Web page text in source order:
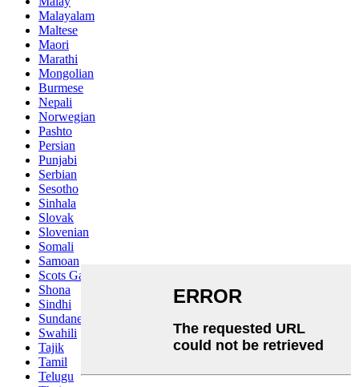
Malayalam
Maltese
Maori
Marathi
Mongolian
Burmese
Nepali
Norwegian
Pashto
Persian
Punjabi
Serbian
Sesotho
Sinhala
Slovak
Slovenian
Somali
Samoan
Scots Gaelic
Shona
Sindhi
Sundanese
Swahili
Tajik
Tamil
Telugu